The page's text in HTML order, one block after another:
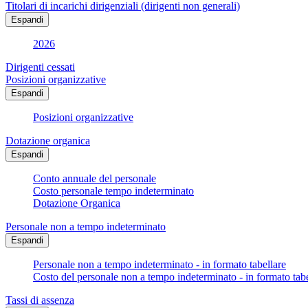
Titolari di incarichi dirigenziali (dirigenti non generali)
Espandi
2026
Dirigenti cessati
Posizioni organizzative
Espandi
Posizioni organizzative
Dotazione organica
Espandi
Conto annuale del personale
Costo personale tempo indeterminato
Dotazione Organica
Personale non a tempo indeterminato
Espandi
Personale non a tempo indeterminato - in formato tabellare
Costo del personale non a tempo indeterminato - in formato
Tassi di assenza